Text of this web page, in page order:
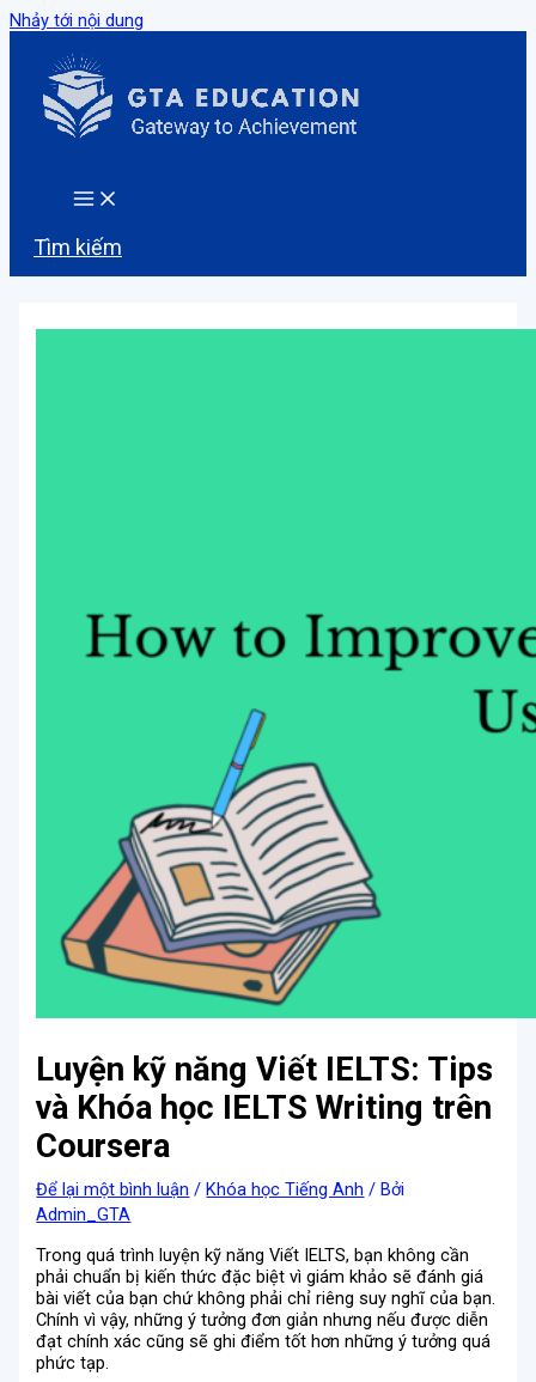
Nhảy tới nội dung
Tìm kiếm
Luyện kỹ năng Viết IELTS: Tips
và Khóa học IELTS Writing trên
Coursera
Để lại một bình luận /Khóa học Tiếng Anh / Bởi
Admin_GTA
Trong quá trình luyện kỹ năng Viết IELTS, bạn không cần
phải chuẩn bị kiến thức đặc biệt vì giám khảo sẽ đánh giá
bài viết của bạn chứ không phải chỉ riêng suy nghĩ của bạn.
Chính vì vậy, những ý tưởng đơn giản nhưng nếu được diễn
đạt chính xác cũng sẽ ghi điểm tốt hơn những ý tưởng quá
phức tạp.